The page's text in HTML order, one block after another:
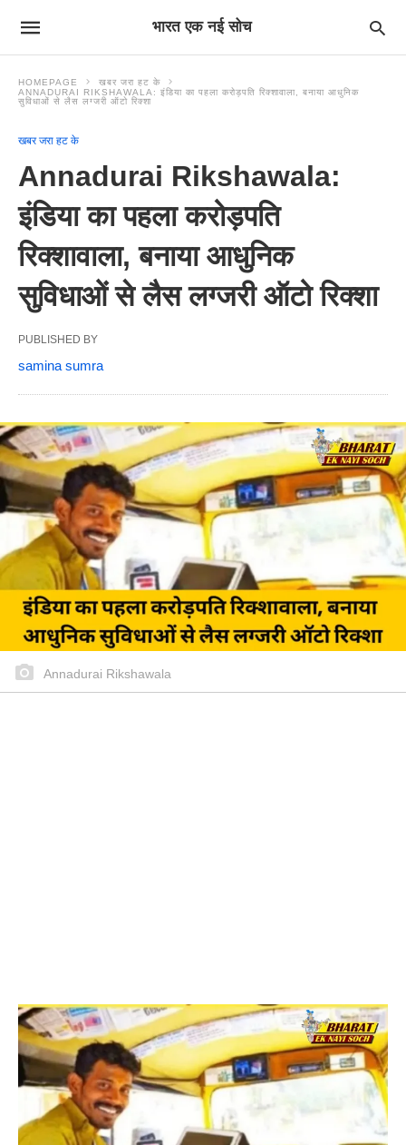
भारत एक नई सोच
HOMEPAGE
खबर जरा हट के
ANNADURAI RIKSHAWALA: इंडिया का पहला करोड़पति रिक्शावाला, बनाया आधुनिक
सुविधाओं से लैस लग्जरी ऑटो रिक्शा
खबर जरा हट के
Annadurai Rikshawala:
इंडिया का पहला करोड़पति
रिक्शावाला, बनाया आधुनिक
सुविधाओं से लैस लग्जरी ऑटो रिक्शा
PUBLISHED BY
samina sumra
Annadurai Rikshawala